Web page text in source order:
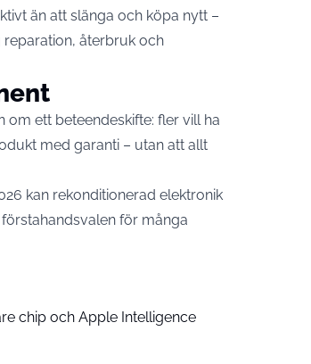
än att slänga och köpa nytt –
reparation, återbruk och
om ett beteendeskifte: fler vill ha
med garanti – utan att allt
kan rekonditionerad elektronik
för många
chip och Apple Intelligence